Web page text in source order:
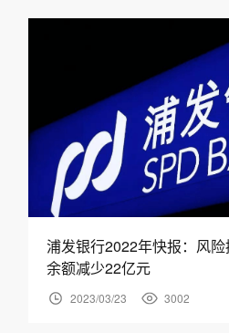
浦发银行2022年快报：风
余额减少22亿元
2023/03/23 3002